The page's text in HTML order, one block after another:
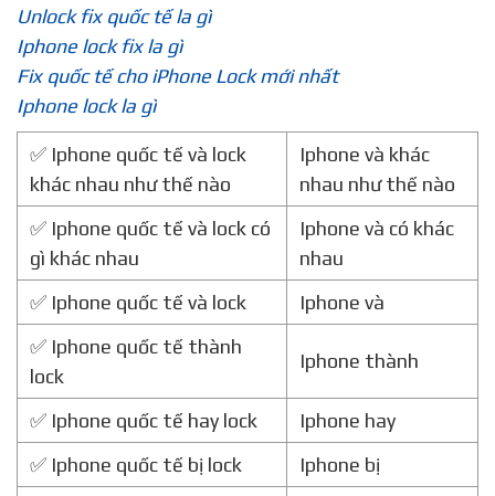
Unlock fix quốc tế la gì
Iphone lock fix la gì
Fix quốc tế cho iPhone Lock mới nhất
Iphone lock la gì
✅ Iphone quốc tế và lock
khác nhau như thế nào
Iphone và khác
nhau như thế nào
✅ Iphone quốc tế và lock có
gì khác nhau
Iphone và có khác
nhau
✅ Iphone quốc tế và lock
Iphone và
✅ Iphone quốc tế thành
lock
Iphone thành
✅ Iphone quốc tế hay lock
Iphone hay
✅ Iphone quốc tế bị lock
Iphone bị